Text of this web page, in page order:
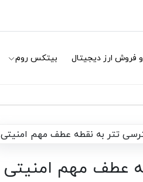
فروش ارز دیجیتال بیتکس روم
تتر به نقطه عطف مهم امنیتی
عطف مهم امنیتی